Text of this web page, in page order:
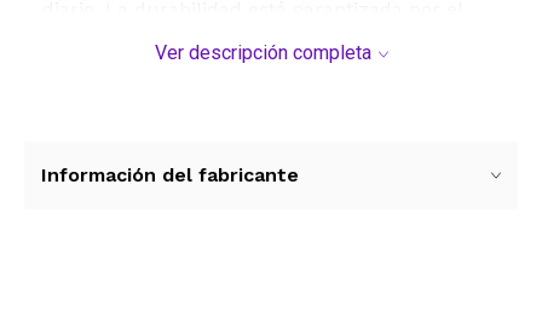
reconocidas mundialmente por su suavidad y
protegida bajo cualquier circunstancia climática
Ver descripción completa
Información del fabricante